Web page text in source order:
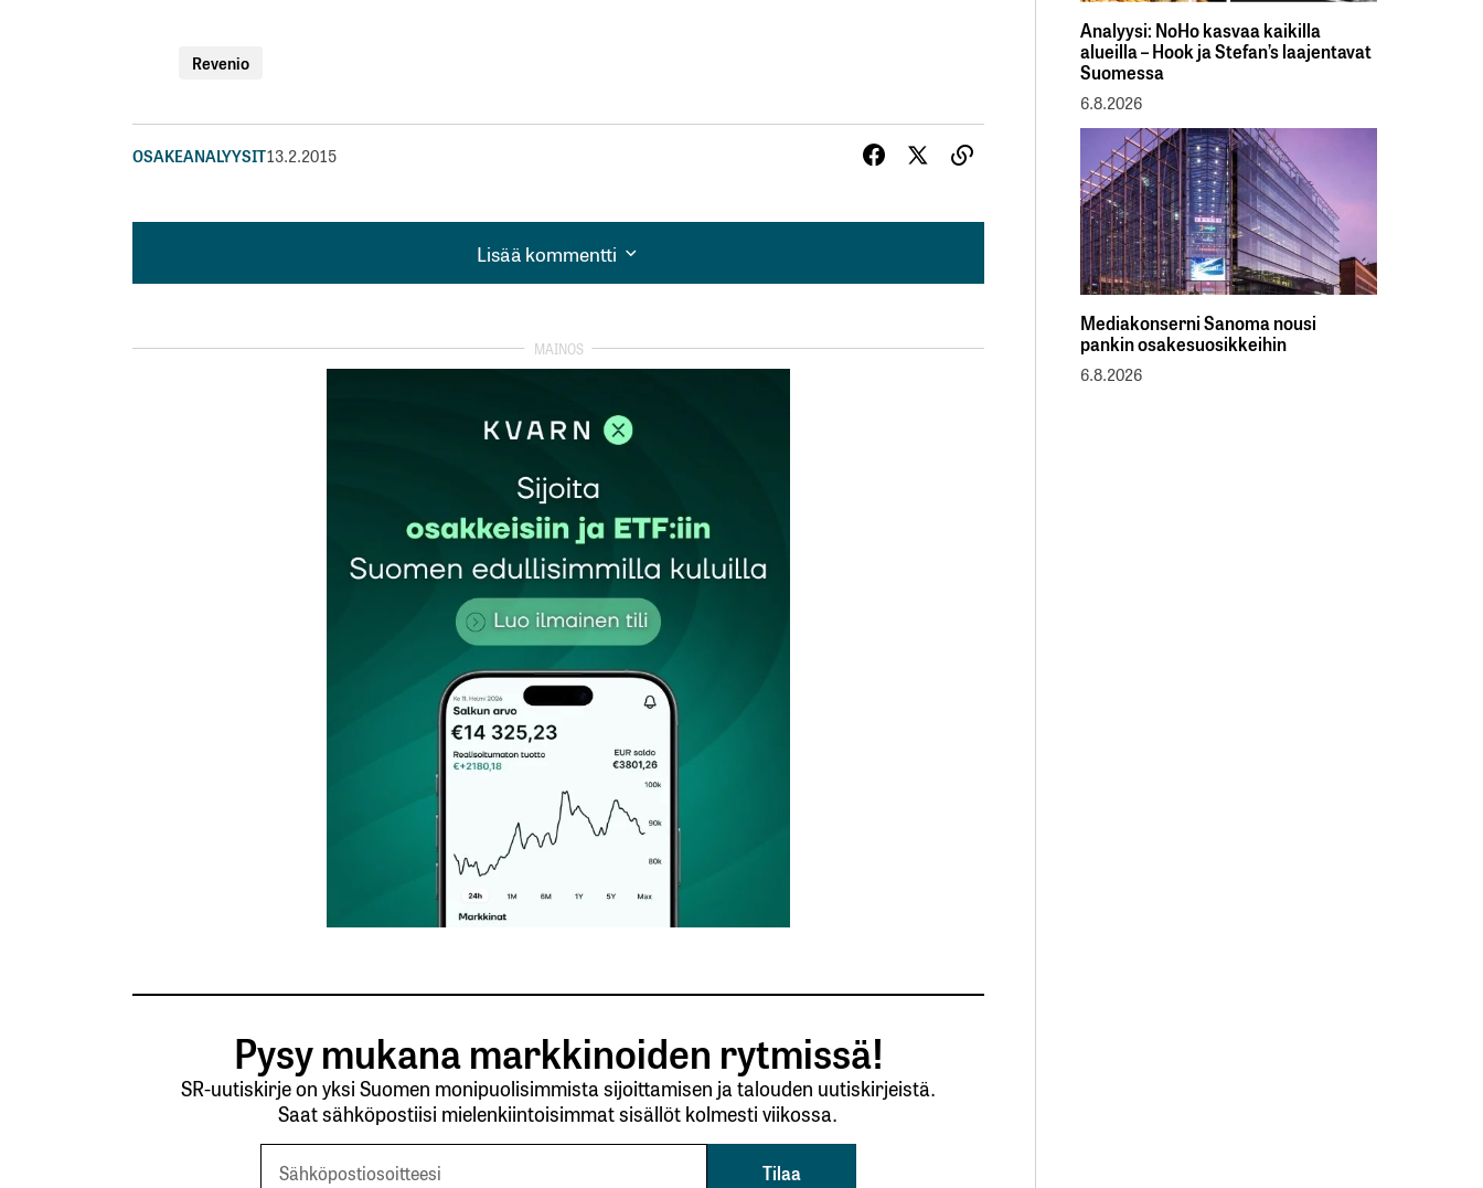
Revenio
OSAKEANALYYSIT13.2.2015
Lisää kommentti
Lisää kommentti
Pakolliset kentät on merkitty
Sähköpostiosoitteesi
Pysy mukana markkinoiden rytmissä!
SR-uutiskirje on yksi Suomen monipuolisimmista sijoittamisen ja talouden uutiskirjeistä.
Saat sähköpostiisi mielenkiintoisimmat sisällöt kolmesti viikossa.
Analyysi: NoHo kasvaa kaikilla
alueilla – Hook ja Stefan’s laajentavat
Suomessa
6.8.2026
Mediakonserni Sanoma nousi
pankin osakesuosikkeihin
6.8.2026